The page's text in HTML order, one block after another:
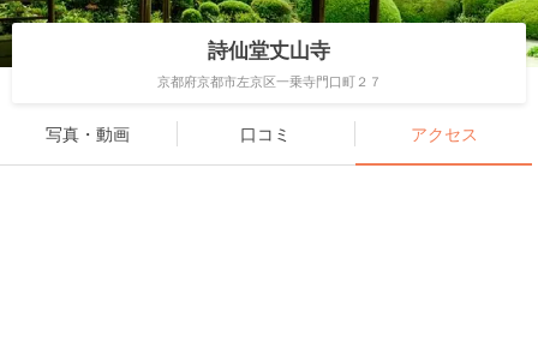
詩仙堂丈山寺
京都府京都市左京区一乗寺門口町２７
写真・動画 口コミ アクセス